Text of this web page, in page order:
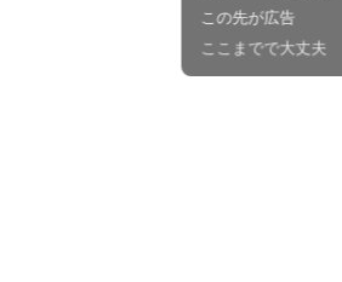
この先が広告
ここまでで大丈夫